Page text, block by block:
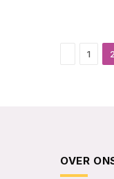
Previous
1 2
OVER